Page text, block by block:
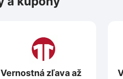
Vernostná zľava až